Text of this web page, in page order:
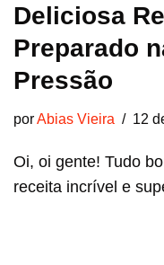
Deliciosa
Preparado
Pressão
porAbias Vieira 12
Oi, oi gente! Tudo
receita incrível e